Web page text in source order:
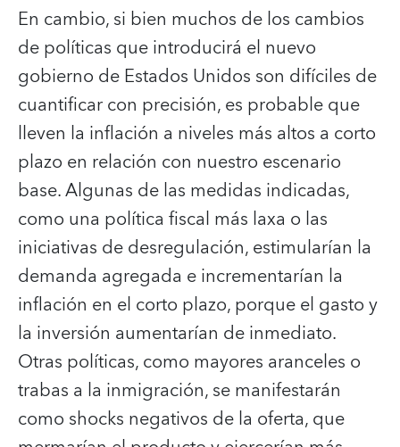
En cambio, si bien muchos de los cambios
de políticas que introducirá el nuevo
gobierno de Estados Unidos son difíciles de
cuantificar con precisión, es probable que
lleven la inflación a niveles más altos a corto
plazo en relación con nuestro escenario
base. Algunas de las medidas indicadas,
como una política fiscal más laxa o las
iniciativas de desregulación, estimularían la
demanda agregada e incrementarían la
inflación en el corto plazo, porque el gasto y
la inversión aumentarían de inmediato.
Otras políticas, como mayores aranceles o
trabas a la inmigración, se manifestarán
como shocks negativos de la oferta, que